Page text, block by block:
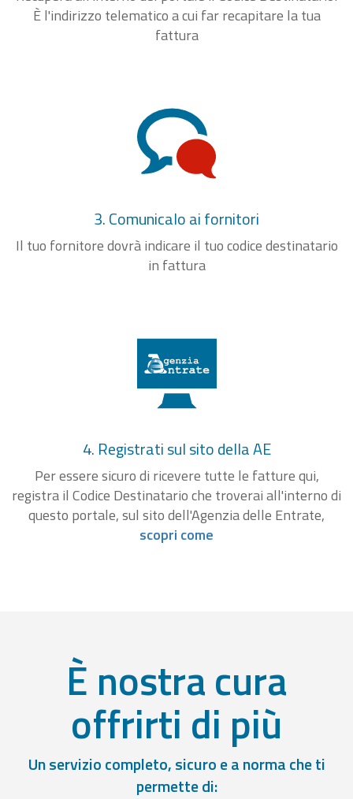
È l'indirizzo telematico a cui far recapitare la tua
fattura
3. Comunicalo ai fornitori
Il tuo fornitore dovrà indicare il tuo codice destinatario
in fattura
4. Registrati sul sito della AE
Per essere sicuro di ricevere tutte le fatture qui,
registra il Codice Destinatario che troverai all'interno di
questo portale, sul sito dell'Agenzia delle Entrate,
scopri come
È nostra cura
offrirti di più
Un servizio completo, sicuro e a norma che ti
permette di: